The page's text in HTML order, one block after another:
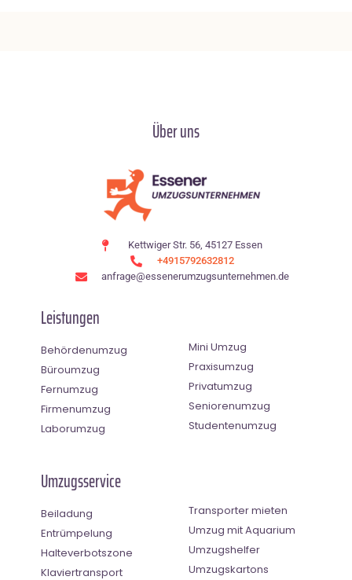
Über uns
Kettwiger Str. 56, 45127 Essen
+4915792632812
anfrage@essenerumzugsunternehmen.de
Leistungen
Behördenumzug
Büroumzug
Fernumzug
Firmenumzug
Laborumzug
Mini Umzug
Praxisumzug
Privatumzug
Seniorenumzug
Studentenumzug
Umzugsservice
Beiladung
Entrümpelung
Halteverbotszone
Klaviertransport
Transporter mieten
Umzug mit Aquarium
Umzugshelfer
Umzugskartons